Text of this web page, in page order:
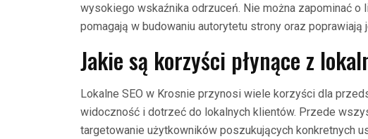
wysokiego wskaźnika odrzuceń. Nie można zapominać o
pomagają w budowaniu autorytetu strony oraz
Jakie są korzyści płynące z
Lokalne SEO w Krosnie przynosi wiele korzyści dla
widoczność i dotrzeć do lokalnych klientów. Przede
targetowanie użytkowników poszukujących konkretnych